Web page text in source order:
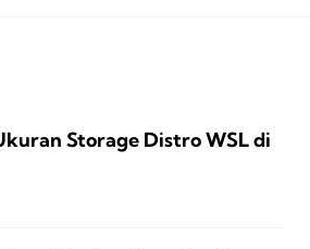
Storage Distro WSL di